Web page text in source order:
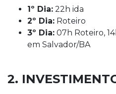
1º Dia: 22h ida
2º Dia: Roteiro
3º Dia: 07h Roteiro,
em Salvador/BA
2.